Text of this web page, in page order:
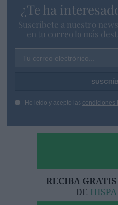
¿Te ha
Suscríbete a nuestro
en tu correo lo más
Tu correo electrónico...
He leído y acepto las condiciones